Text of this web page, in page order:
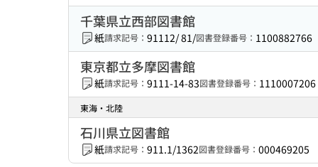
千葉県立西部図書館
紙請求記号： 91112/ 81/図書登録番号： 1100882766
東京都立多摩図書館
紙請求記号： 9111-14-83図書登録番号： 1110007206
東海・北陸
石川県立図書館
紙請求記号： 911.1/1362図書登録番号： 000469205